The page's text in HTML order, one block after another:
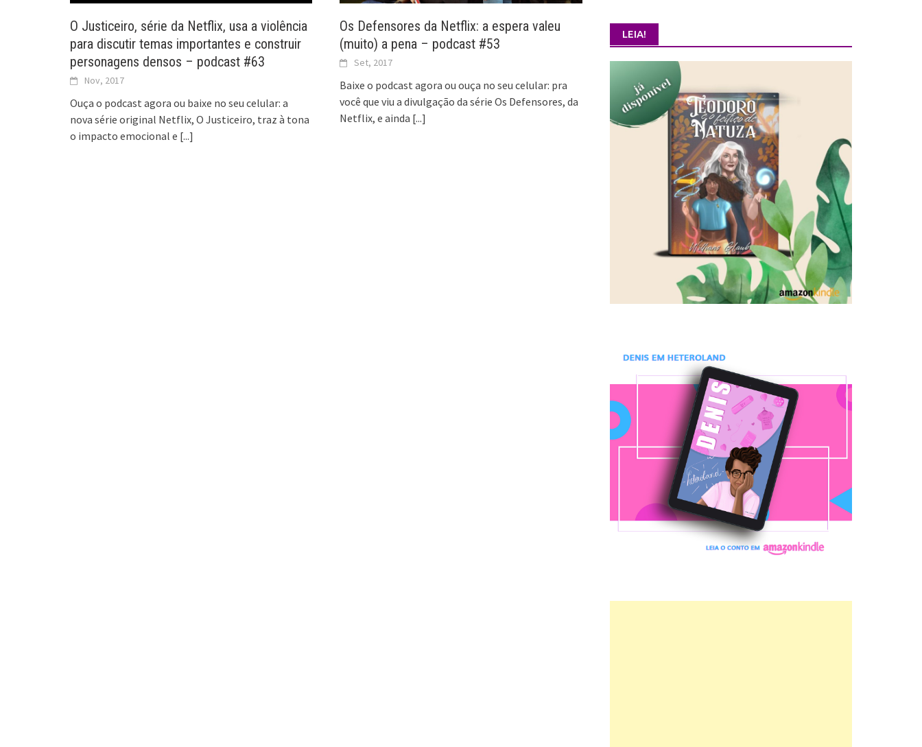
O Justiceiro, série da Netflix, usa a violência
para discutir temas importantes e construir
personagens densos – podcast #63
Nov, 2017
Ouça o podcast agora ou baixe no seu celular: a
nova série original Netflix, O Justiceiro, traz à tona
o impacto emocional e [...]
Os Defensores da Netflix: a espera valeu
(muito) a pena – podcast #53
Set, 2017
Baixe o podcast agora ou ouça no seu celular: pra
você que viu a divulgação da série Os Defensores, da
Netflix, e ainda [...]
LEIA!